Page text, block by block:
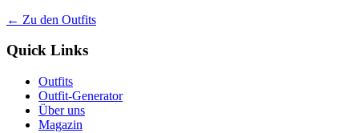
← Zu den Outfits
Quick Links
Outfits
Outfit-Generator
Über uns
Magazin